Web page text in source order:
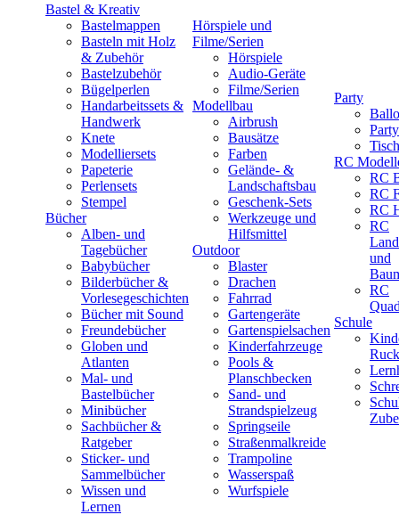
Bastel & Kreativ
Bastelmappen
Basteln mit Holz
& Zubehör
Bastelzubehör
Bügelperlen
Handarbeitssets &
Handwerk
Knete
Modelliersets
Papeterie
Perlensets
Stempel
Bücher
Alben- und
Tagebücher
Babybücher
Bilderbücher &
Vorlesegeschichten
Bücher mit Sound
Freundebücher
Globen und
Atlanten
Mal- und
Bastelbücher
Minibücher
Sachbücher &
Ratgeber
Sticker- und
Sammelbücher
Wissen und
Lernen
Hörspiele und
Filme/Serien
Hörspiele
Audio-Geräte
Filme/Serien
Modellbau
Airbrush
Bausätze
Farben
Gelände- &
Landschaftsbau
Geschenk-Sets
Werkzeuge und
Hilfsmittel
Outdoor
Blaster
Drachen
Fahrrad
Gartengeräte
Gartenspielsachen
Kinderfahrzeuge
Pools &
Planschbecken
Sand- und
Strandspielzeug
Springseile
Straßenmalkreide
Trampoline
Wasserspaß
Wurfspiele
Party
RC
RC
RC
RC
RC
und
RC
Schule